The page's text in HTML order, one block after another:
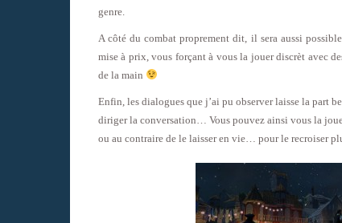
genre.
A côté du combat proprement dit, il sera aussi
mise à prix, vous forçant à vous la jouer discrèt avec
de la main
Enfin, les dialogues que j’ai pu observer laisse la part
diriger la conversation… Vous pouvez ainsi vous la
ou au contraire de le laisser en vie… pour le recroiser